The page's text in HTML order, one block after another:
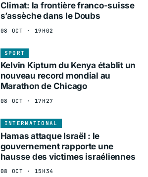
Climat: la frontière franco-suisse
s’assèche dans le Doubs
08 OCT · 19H02
SPORT
Kelvin Kiptum du Kenya établit un
nouveau record mondial au
Marathon de Chicago
08 OCT · 17H27
INTERNATIONAL
Hamas attaque Israël : le
gouvernement rapporte une
hausse des victimes israéliennes
08 OCT · 15H34